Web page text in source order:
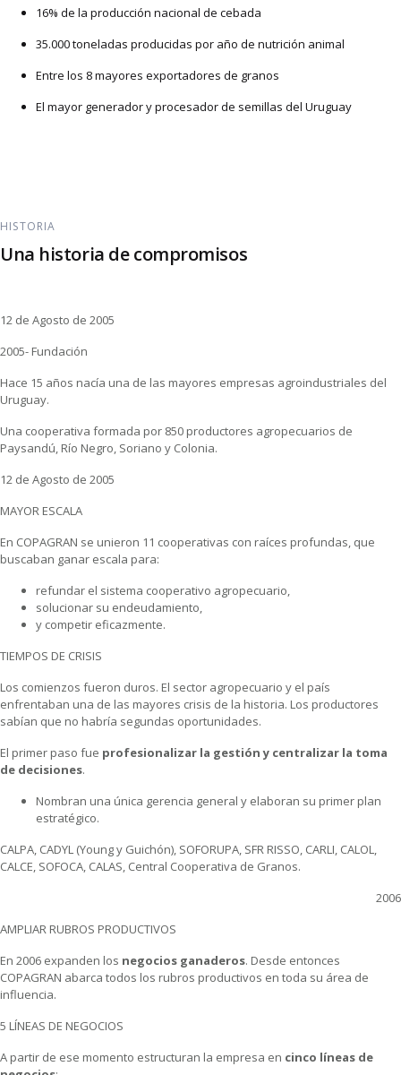
16% de la producción nacional de cebada
35.000 toneladas producidas por año de nutrición animal
Entre los 8 mayores exportadores de granos
El mayor generador y procesador de semillas del Uruguay
HISTORIA
Una historia decompromisos
12 de Agosto de 2005
2005- Fundación
Hace 15 años nacía una de las mayores empresas agroindustriales del
Uruguay.
Una cooperativa formada por 850 productores agropecuarios de
Paysandú, Río Negro, Soriano y Colonia.
12 de Agosto de 2005
MAYOR ESCALA
En COPAGRAN se unieron 11 cooperativas con raíces profundas, que
buscaban ganar escala para:
refundar el sistema cooperativo agropecuario,
solucionar su endeudamiento,
y competir eficazmente.
TIEMPOS DE CRISIS
Los comienzos fueron duros. El sector agropecuario y el país
enfrentaban una de las mayores crisis de la historia. Los productores
sabían que no habría segundas oportunidades.
El primer paso fue profesionalizar la gestión y centralizar la toma
de decisiones.
Nombran una única gerencia general y elaboran su primer plan
estratégico.
CALPA, CADYL (Young y Guichón), SOFORUPA, SFR RISSO, CARLI, CALOL,
CALCE, SOFOCA, CALAS, Central Cooperativa de Granos.
2006
AMPLIAR RUBROS PRODUCTIVOS
En 2006 expanden los negocios ganaderos. Desde entonces
COPAGRAN abarca todos los rubros productivos en toda su área de
influencia.
5 LÍNEAS DE NEGOCIOS
A partir de ese momento estructuran la empresa en cinco líneas de